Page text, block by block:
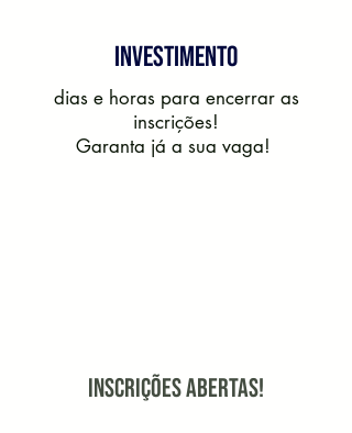
INVESTIMENTO
dias e horas para encerrar as
inscrições!
Garanta já a sua vaga!
INSCRIÇÕES ABERTAS!